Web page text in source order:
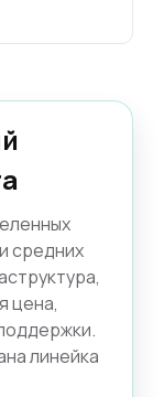
средних
цена,
линейка